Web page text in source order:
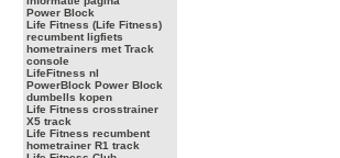
Power Block
Life Fitness (Life Fitness)
recumbent ligfiets
hometrainers met Track
console
LifeFitness nl
PowerBlock Power Block
dumbells kopen
Life Fitness crosstrainer
X5 track
Life Fitness recumbent
hometrainer R1 track